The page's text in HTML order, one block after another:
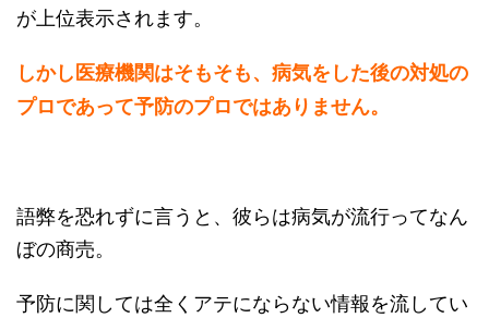
が上位表示されます。
しかし医療機関はそもそも、病気をした後の対処の
プロであって予防のプロではありません。
語弊を恐れずに言うと、彼らは病気が流行ってなん
ぼの商売。
予防に関しては全くアテにならない情報を流してい